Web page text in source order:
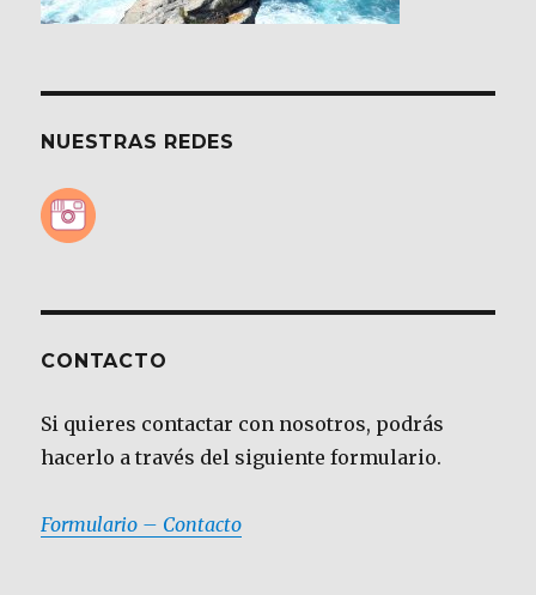
NUESTRAS REDES
CONTACTO
Si quieres contactar con nosotros, podrás
hacerlo a través del siguiente formulario.
Formulario – Contacto